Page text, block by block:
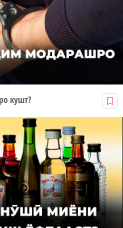
кушт?